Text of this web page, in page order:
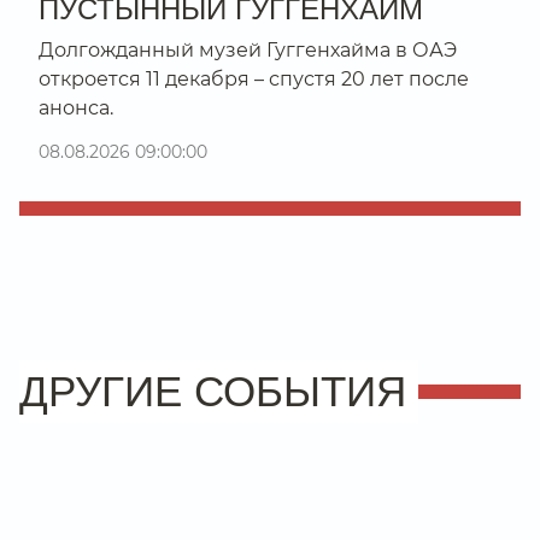
ПУСТЫННЫЙ ГУГГЕНХАЙМ
Долгожданный музей Гуггенхайма в ОАЭ
откроется 11 декабря – спустя 20 лет после
анонса.
08.08.2026 09:00:00
ДРУГИЕ СОБЫТИЯ